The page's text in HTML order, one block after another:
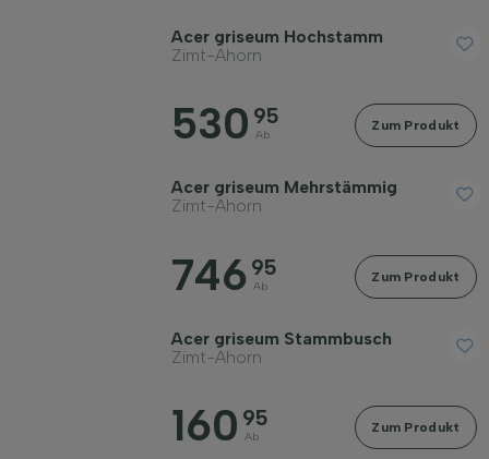
Widerstandsfähigkeit
Acer griseum Hochstamm
Zimt-Ahorn
530 95
Ab
Zum Produkt
Acer griseum Mehrstämmig
Zimt-Ahorn
746 95
Ab
Zum Produkt
Acer griseum Stammbusch
Zimt-Ahorn
160 95
Ab
Zum Produkt